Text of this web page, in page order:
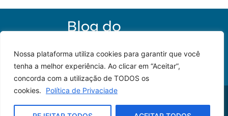
Nossa plataforma utiliza cookies para garantir que você
tenha a melhor experiência. Ao clicar em “Aceitar”,
concorda com a utilização de TODOS os
cookies.
Política de Privaciade
direitos reservados.